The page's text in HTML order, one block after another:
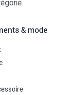
.
& mode